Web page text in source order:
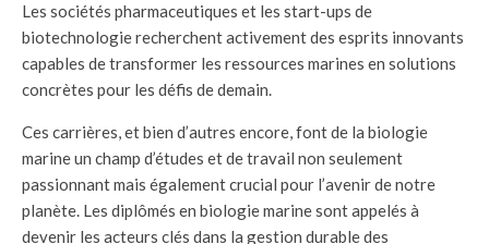
Les sociétés pharmaceutiques et les start-ups de
biotechnologie recherchent activement des esprits innovants
capables de transformer les ressources marines en solutions
concrètes pour les défis de demain.
Ces carrières, et bien d’autres encore, font de la biologie
marine un champ d’études et de travail non seulement
passionnant mais également crucial pour l’avenir de notre
planète. Les diplômés en biologie marine sont appelés à
devenir les acteurs clés dans la gestion durable des